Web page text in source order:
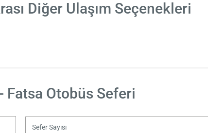
Diğer Ulaşım Seçenekleri
Fatsa Otobüs Seferi
Sefer Sayısı